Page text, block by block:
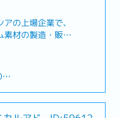
の上場企業で、
素材の製造・販売
建築資材に使用
本を始めとする
っています。今
クタージション
ェアを広げるため
基本9時間労働
1時間のランチ休